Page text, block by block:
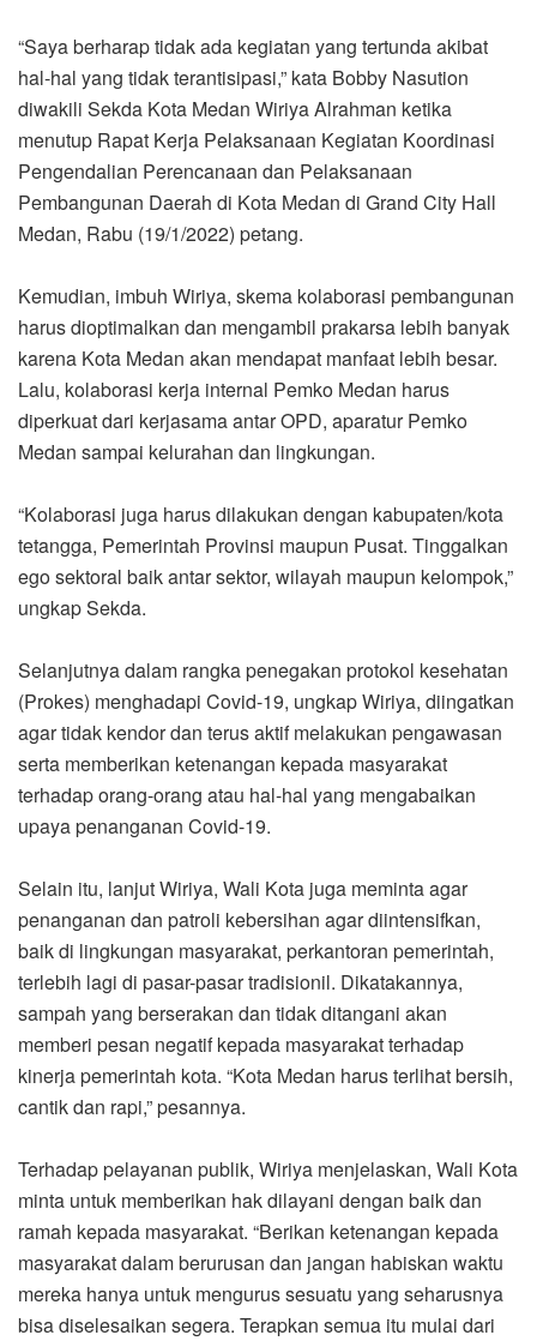
“Saya berharap tidak ada kegiatan yang tertunda akibat
hal-hal yang tidak terantisipasi,” kata Bobby Nasution
diwakili Sekda Kota Medan Wiriya Alrahman ketika
menutup Rapat Kerja Pelaksanaan Kegiatan Koordinasi
Pengendalian Perencanaan dan Pelaksanaan
Pembangunan Daerah di Kota Medan di Grand City Hall
Medan, Rabu (19/1/2022) petang.
Kemudian, imbuh Wiriya, skema kolaborasi pembangunan
harus dioptimalkan dan mengambil prakarsa lebih banyak
karena Kota Medan akan mendapat manfaat lebih besar.
Lalu, kolaborasi kerja internal Pemko Medan harus
diperkuat dari kerjasama antar OPD, aparatur Pemko
Medan sampai kelurahan dan lingkungan.
“Kolaborasi juga harus dilakukan dengan kabupaten/kota
tetangga, Pemerintah Provinsi maupun Pusat. Tinggalkan
ego sektoral baik antar sektor, wilayah maupun kelompok,”
ungkap Sekda.
Selanjutnya dalam rangka penegakan protokol kesehatan
(Prokes) menghadapi Covid-19, ungkap Wiriya, diingatkan
agar tidak kendor dan terus aktif melakukan pengawasan
serta memberikan ketenangan kepada masyarakat
terhadap orang-orang atau hal-hal yang mengabaikan
upaya penanganan Covid-19.
Selain itu, lanjut Wiriya, Wali Kota juga meminta agar
penanganan dan patroli kebersihan agar diintensifkan,
baik di lingkungan masyarakat, perkantoran pemerintah,
terlebih lagi di pasar-pasar tradisionil. Dikatakannya,
sampah yang berserakan dan tidak ditangani akan
memberi pesan negatif kepada masyarakat terhadap
kinerja pemerintah kota. “Kota Medan harus terlihat bersih,
cantik dan rapi,” pesannya.
Terhadap pelayanan publik, Wiriya menjelaskan, Wali Kota
minta untuk memberikan hak dilayani dengan baik dan
ramah kepada masyarakat. “Berikan ketenangan kepada
masyarakat dalam berurusan dan jangan habiskan waktu
mereka hanya untuk mengurus sesuatu yang seharusnya
bisa diselesaikan segera. Terapkan semua itu mulai dari